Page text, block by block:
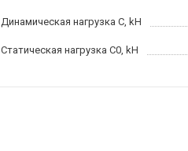
Динамическая нагрузка C, kН
Статическая нагрузка C0, kH